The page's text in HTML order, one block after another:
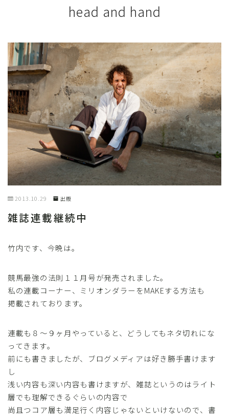
head and hand
2013.10.29 出版
雑誌連載継続中
竹内です、今晩は。
競馬最強の法則１１月号が発売されました。
私の連載コーナー、ミリオンダラーをMAKEする方法も
掲載されております。
連載も８～９ヶ月やっていると、どうしてもネタ切れにな
ってきます。
前にも書きましたが、ブログメディアは好き勝手書けます
し
浅い内容も深い内容も書けますが、雑誌というのはライト
層でも理解できるぐらいの内容で
尚且つコア層も満足行く内容じゃないといけないので、書